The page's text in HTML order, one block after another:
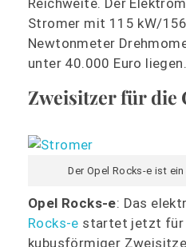
Reichweite. Der
Stromer mit 115 kW/
Newtonmeter
unter 40.000 Euro liegen.
Zweisitzer für die
Der Opel Rocks-e ist
Opel Rocks-e: Das
Rocks-e startet jetzt für
kubusförmiger